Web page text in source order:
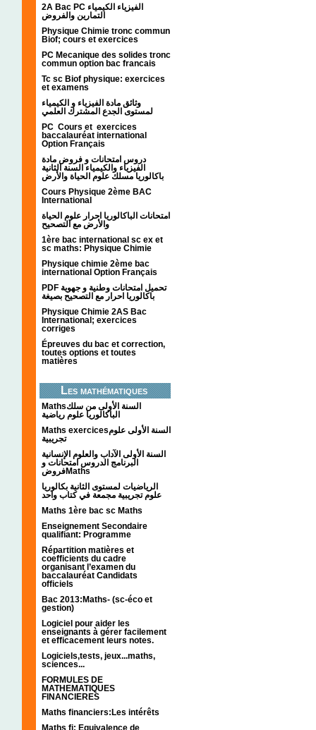
2A Bac PC الفيزياء الكيمياء
التمارين والفروض
Physique Chimie tronc commun
Biof; cours et exercices
PC Mecanique des solides tronc
commun option bac francais
Tc sc Biof physique: exercices
et examens
وثائق مادة الفيزياء و الكيمياء
PC Cours et exercices
baccalauréat international
Option Français
دروس امتحانات و فروض مادة
الفيزياء والكيمياء السنة الثانية
باكالوريا مسلك علوم الحياة والأرض
Cours Physique 2ème BAC
International
امتحانات الباكالوريا احرار علوم الحياة
والأرض مع التصحيح
1ère bac international sc ex et
sc maths: Physique Chimie
Physique chimie 2ème bac
international Option Français
PDF تحميل امتحانات وطنية و جهوية
باكالوريا احرار مع التصحيح بصيغة
Physique Chimie 2AS Bac
International; exercices
corriges
Épreuves du bac et correction,
toutes options et toutes
matières
Les mathématiques
Mathsالسنة الأولى من سلك
الباكالوريا علوم رياضية
Maths exercicesالسنة الأولى علوم
تجريبية
السنة الأولى الآداب والعلوم الإنسانية
البرنامج الدروس امتحانات و
فروضMaths
الرياضيات لمستوى الثانية بكالوريا
علوم تجريبية مجمعة في كتاب واحد
Maths 1ère bac sc Maths
Enseignement Secondaire
qualifiant: Programme
Répartition matières et
coefficients du cadre
organisant l’examen du
baccalauréat Candidats
officiels
Bac 2013:Maths- (sc-éco et
gestion)
Logiciel pour aider les
enseignants à gérer facilement
et efficacement leurs notes.
Logiciels,tests, jeux...maths,
sciences...
FORMULES DE
MATHEMATIQUES
FINANCIERES
Maths financiers:Les intérêts
Maths fi: Equivalence de